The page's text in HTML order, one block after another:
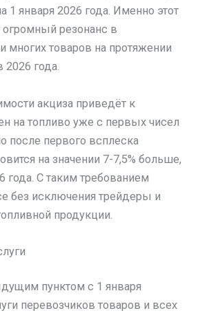
1 января 2026 года. Именно этот
резонанс в
многих товаров на протяжении
года.
акциза приведёт к
на топливо уже с первых чисел
после первого всплеска
на значении 7-7,5% больше,
года. С таким требованием
без исключения трейдеры и
продукции.
пунктом с 1 января
перевозчиков товаров и всех